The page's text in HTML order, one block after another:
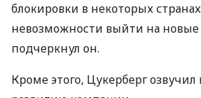
блокировки в некоторых
невозможности выйти на новые
подчеркнул он.
Кроме этого, Цукерберг